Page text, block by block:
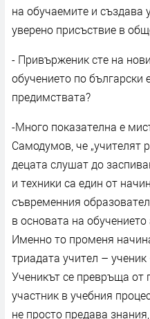
на обучаемите и създава
уверено присъствие в
- Привърженик сте на
обучението по български
предимствата?
-Много показателна е
Самодумов, че „учителят
децата слушат до
и техники са един от
съвременния
в основата на
Именно то променя
триадата учител –
Ученикът се превръща от
участник в учебния
не просто предава